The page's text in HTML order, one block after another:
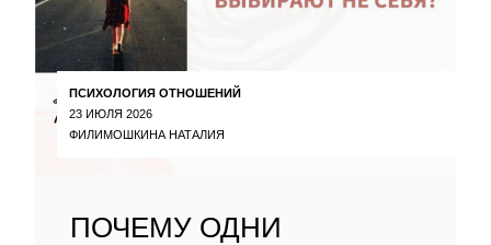
ПСИХОЛОГИЯ ОТНОШЕНИЙ
23 ИЮЛЯ 2026
ФИЛИМОШКИНА НАТАЛИЯ
ПОЧЕМУ ОДНИ